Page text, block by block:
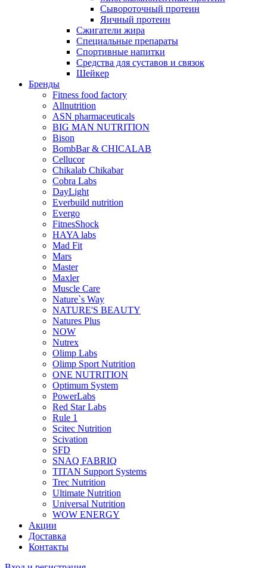
Сывороточный протеин
Яичный протеин
Сжигатели жира
Специальные препараты
Спортивные напитки
Средства для суставов и связок
Шейкер
Бренды
Fitness food factory
Allnutrition
ASN pharmaceuticals
BIG MAN NUTRITION
Bison
BombBar & CHICALAB
Cellucor
Chikalab Chikabar
Cobra Labs
DayLight
Everbuild nutrition
Evergo
FitnesShock
HAYA labs
Mad Fit
Mars
Master
Maxler
Muscle Care
Nature`s Way
NATURE'S BEAUTY
Natures Plus
NOW
Nutrex
Olimp Labs
Olimp Sport Nutrition
ONE NUTRITION
Optimum System
PowerLabs
Red Star Labs
Rule 1
Scitec Nutrition
Scivation
SFD
SNAQ FABRIQ
TITAN Support Systems
Trec Nutrition
Ultimate Nutrition
Universal Nutrition
WOW ENERGY
Акции
Доставка
Контакты